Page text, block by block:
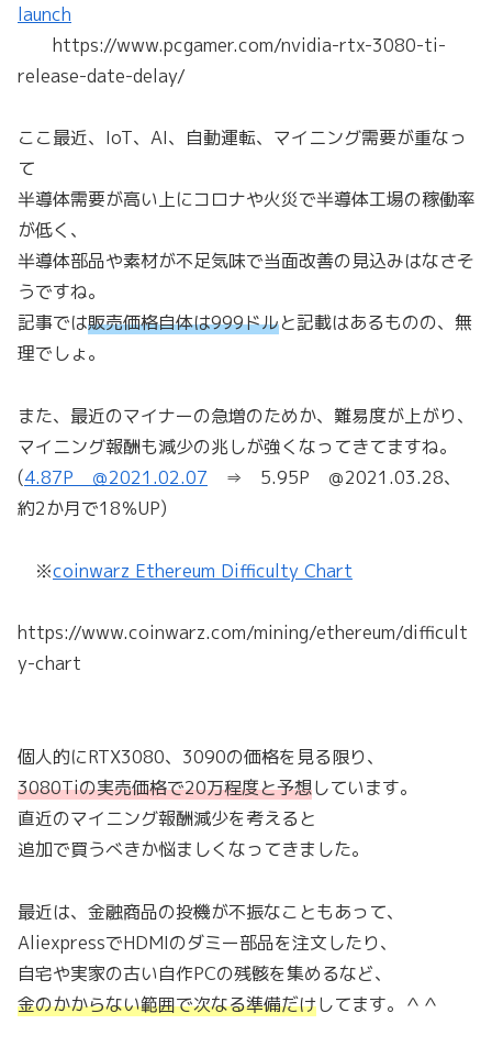
launch
https://www.pcgamer.com/nvidia-rtx-3080-ti-
release-date-delay/
ここ最近、IoT、AI、自動運転、マイニング需要が重なっ
て
半導体需要が高い上にコロナや火災で半導体工場の稼働率
が低く、
半導体部品や素材が不足気味で当面改善の見込みはなさそ
うですね。
記事では販売価格自体は999ドルと記載はあるものの、無
理でしょ。
また、最近のマイナーの急増のためか、難易度が上がり、
マイニング報酬も減少の兆しが強くなってきてますね。
(4.87P ＠2021.02.07 ⇒ 5.95P ＠2021.03.28、
約2か月で18％UP)
※coinwarz Ethereum Difficulty Chart
https://www.coinwarz.com/mining/ethereum/difficult
y-chart
個人的にRTX3080、3090の価格を見る限り、
3080Tiの実売価格で20万程度と予想しています。
直近のマイニング報酬減少を考えると
追加で買うべきか悩ましくなってきました。
最近は、金融商品の投機が不振なこともあって、
AliexpressでHDMIのダミー部品を注文したり、
自宅や実家の古い自作PCの残骸を集めるなど、
金のかからない範囲で次なる準備だけしてます。＾＾